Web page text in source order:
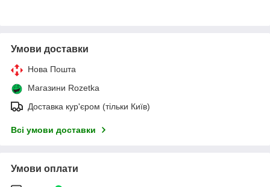
Умови доставки
Нова Пошта
Магазини Rozetka
Доставка кур'єром (тільки Київ)
Всі умови доставки
Умови оплати